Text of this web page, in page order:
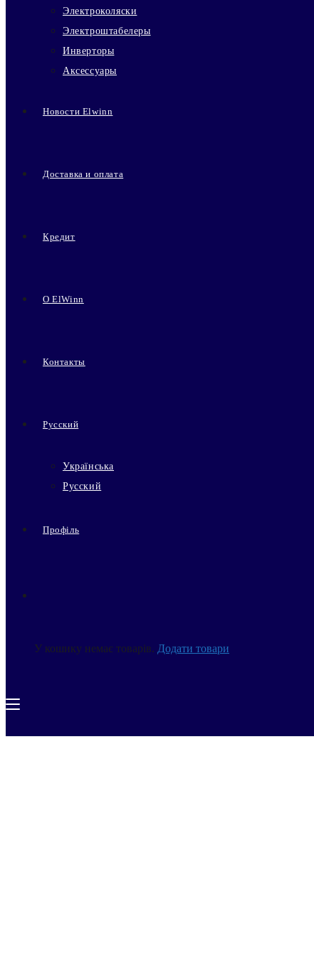
Электроколяски
Электроштабелеры
Инверторы
Аксессуары
Новости Elwinn
Доставка и оплата
Кредит
О ElWinn
Контакты
Русский
Українська
Русский
Профіль
У кошику немає товарів. Додати товари